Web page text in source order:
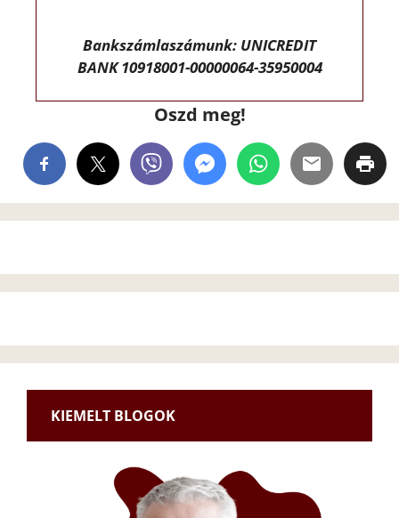
Bankszámlaszámunk: UNICREDIT
BANK 10918001-00000064-35950004
Oszd meg!
KIEMELT BLOGOK